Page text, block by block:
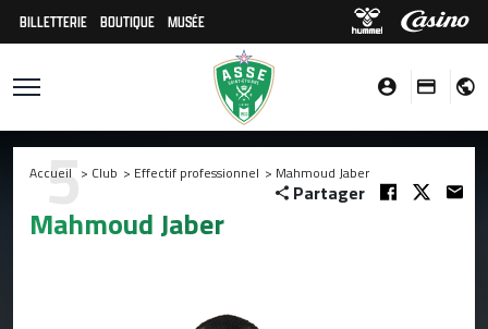
BILLETTERIE BOUTIQUE MUSÉE
Accueil > Club > Effectif professionnel > Mahmoud Jaber
Partager
Mahmoud Jaber
5